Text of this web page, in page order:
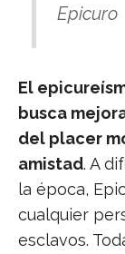
Epicuro
El
busca
del placer
amistad. A
la época,
cualquier
esclavos.